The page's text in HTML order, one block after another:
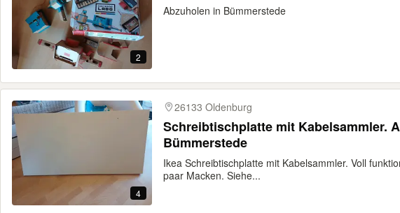
2
Abzuholen in Bümmerstede
4
26133 Oldenburg
Schreibtischplatte mit Kabelsammler. Abzuholen In
Bümmerstede
Ikea Schreibtischplatte mit Kabelsammler. Voll
paar Macken. Siehe...